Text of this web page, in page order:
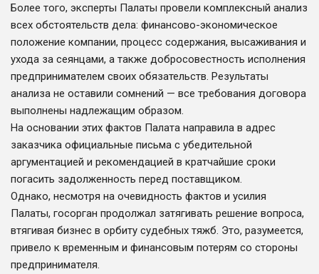
Более того, эксперты Палаты провели комплексный анализ
всех обстоятельств дела: финансово-экономическое
положение компании, процесс содержания, высаживания и
ухода за сеянцами, а также добросовестность исполнения
предпринимателем своих обязательств. Результаты
анализа не оставили сомнений — все требования договора
выполнены надлежащим образом.
На основании этих фактов Палата направила в адрес
заказчика официальные письма с убедительной
аргументацией и рекомендацией в кратчайшие сроки
погасить задолженность перед поставщиком.
Однако, несмотря на очевидность фактов и усилия
Палаты, госорган продолжал затягивать решение вопроса,
втягивая бизнес в орбиту судебных тяжб. Это, разумеется,
привело к временным и финансовым потерям со стороны
предпринимателя.